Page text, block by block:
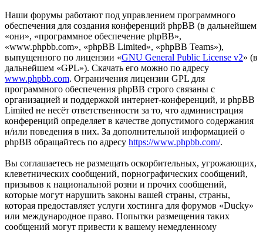
Наши форумы работают под управлением программного
обеспечения для создания конференций phpBB (в дальнейшем
«они», «программное обеспечение phpBB»,
«www.phpbb.com», «phpBB Limited», «phpBB Teams»),
выпущенного по лицензии «GNU General Public License v2» (в
дальнейшем «GPL»). Скачать его можно по адресу
www.phpbb.com. Ограничения лицензии GPL для
программного обеспечения phpBB строго связаны с
организацией и поддержкой интернет-конференций, и phpBB
Limited не несёт ответственности за то, что администрация
конференций определяет в качестве допустимого содержания
и/или поведения в них. За дополнительной информацией о
phpBB обращайтесь по адресу https://www.phpbb.com/.
Вы соглашаетесь не размещать оскорбительных, угрожающих,
клеветнических сообщений, порнографических сообщений,
призывов к национальной розни и прочих сообщений,
которые могут нарушить законы вашей страны, страны,
которая предоставляет услуги хостинга для форумов «Ducky»
или международное право. Попытки размещения таких
сообщений могут привести к вашему немедленному